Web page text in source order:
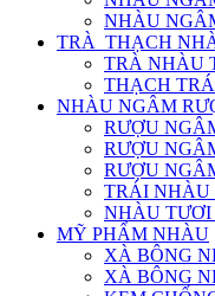
NHÀU
TRÀ_THẠCH
TRÀ NHÀU
THẠCH
NHÀU NGÂM
RƯỢU
RƯỢU
RƯỢU
TRÁI
NHÀU
MỸ PHẨM NHÀU
XÀ BÔNG
XÀ BÔNG